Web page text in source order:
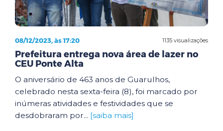
1135 visualizações
08/12/2023, às 17:20
Prefeitura entrega nova área de lazer no
CEU Ponte Alta
O aniversário de 463 anos de Guarulhos,
celebrado nesta sexta-feira (8), foi marcado por
inúmeras atividades e festividades que se
desdobraram por... [saiba mais]